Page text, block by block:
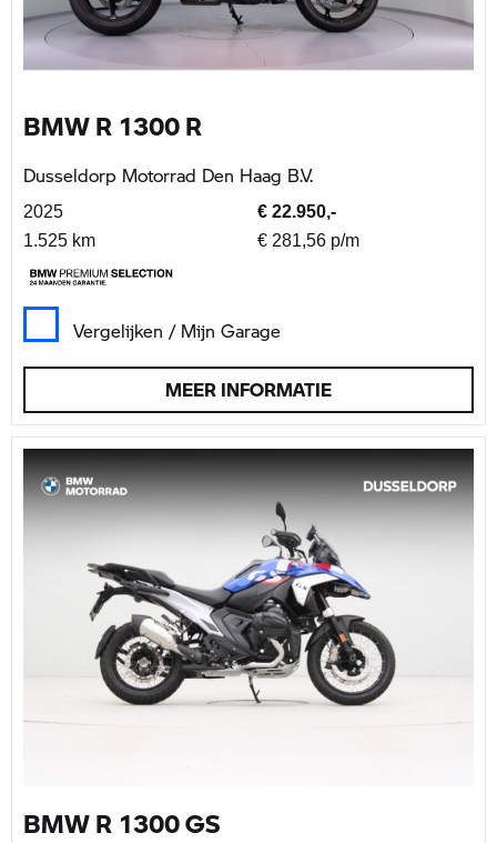
BMW R 1300 R
Dusseldorp Motorrad Den Haag B.V.
2025
€ 22.950,-
1.525 km
€ 281,56 p/m
Vergelijken / Mijn Garage
MEER INFORMATIE
BMW R 1300 GS